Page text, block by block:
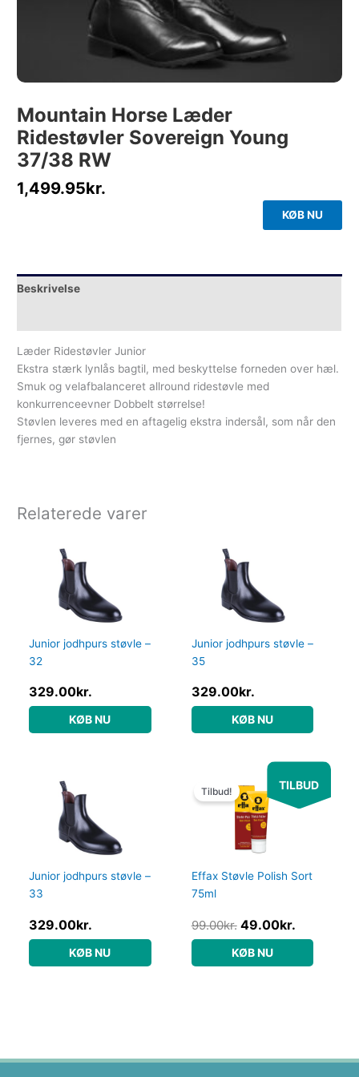
Mountain Horse Læder
Ridestøvler Sovereign Young
37/38 RW
1,499.95kr.
KØB NU
Beskrivelse
Læder Ridestøvler Junior
Ekstra stærk lynlås bagtil, med beskyttelse forneden over hæl.
Smuk og velafbalanceret allround ridestøvle med
konkurrenceevner Dobbelt størrelse!
Støvlen leveres med en aftagelig ekstra indersål, som når den
fjernes, gør støvlen
Relaterede varer
Junior jodhpurs støvle –
32
329.00kr.
KØB NU
Junior jodhpurs støvle –
35
329.00kr.
KØB NU
Junior jodhpurs støvle –
33
329.00kr.
KØB NU
TILBUD
Tilbud!
Effax Støvle Polish Sort
75ml
99.00kr.
oprindelige
pris
var:
99.00kr..
49.00kr.
aktuelle
pris
KØB NU